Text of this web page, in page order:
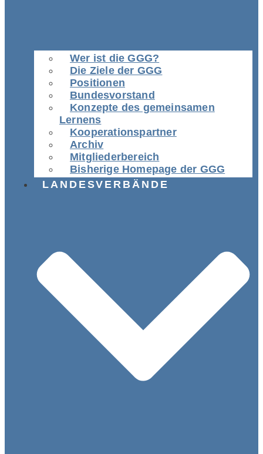
Wer ist die GGG?
Die Ziele der GGG
Positionen
Bundesvorstand
Konzepte des gemeinsamen
Lernens
Kooperationspartner
Archiv
Mitgliederbereich
Bisherige Homepage der GGG
LANDESVERBÄNDE